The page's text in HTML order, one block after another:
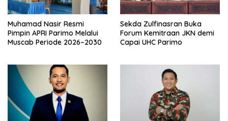
Muhamad Nasir Resmi
Pimpin APRI Parimo Melalui
Muscab Periode 2026–2030
Sekda Zulfinasran Buka
Forum Kemitraan JKN demi
Capai UHC Parimo